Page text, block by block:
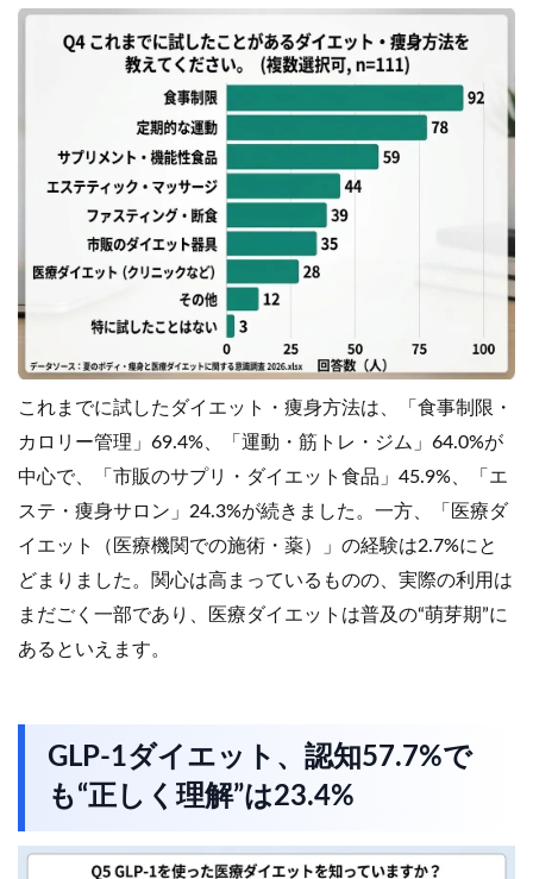
これまでに試したダイエット・痩身方法は、「食事制限・
カロリー管理」69.4%、「運動・筋トレ・ジム」64.0%が
中心で、「市販のサプリ・ダイエット食品」45.9%、「エ
ステ・痩身サロン」24.3%が続きました。一方、「医療ダ
イエット（医療機関での施術・薬）」の経験は2.7%にと
どまりました。関心は高まっているものの、実際の利用は
まだごく一部であり、医療ダイエットは普及の“萌芽期”に
あるといえます。
GLP-1ダイエット、認知57.7%で
も“正しく理解”は23.4%